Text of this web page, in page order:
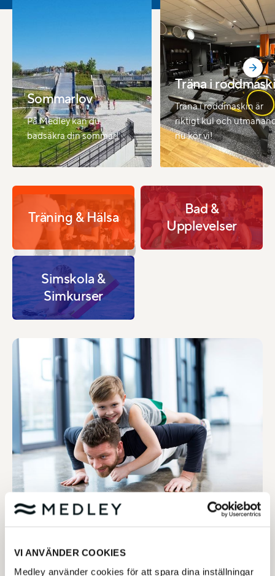
VI ANVÄNDER COOKIES
Medley använder cookies för att spara dina inställningar
Sommarlov
På Medley kan du
badsäkra din sommar!
Träna i
Träna i roddmaskin är
riktigt kul och
nu kör vi!
Träning & Hälsa
Bad &
Upplevelser
Simskola &
Simkurser
Scrollpaus eller få ihop familjepusslet? Hos oss kan